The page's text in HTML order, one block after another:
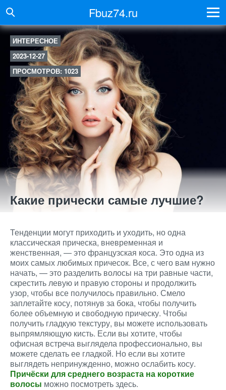
Fbuz74.ru
ИНТЕРЕСНОЕ
2023-12-27
ПРОСМОТРОВ: 1023
Какие прически самые лучшие?
Тенденции могут приходить и уходить, но одна
классическая прическа, вневременная и
женственная, — это французская коса. Это одна из
моих самых любимых причесок. Все, с чего вам нужно
начать, — это разделить волосы на три равные части,
скрестить левую и правую стороны и продолжить
узор, чтобы все получилось правильно. Смело
заплетайте косу, потянув за бока, чтобы получить
более объемную и свободную прическу. Чтобы
получить гладкую текстуру, вы можете использовать
выпрямляющую кисть. Если вы хотите, чтобы
офисная встреча выглядела профессионально, вы
можете сделать ее гладкой. Но если вы хотите
выглядеть непринужденно, можно ослабить косу.
Причёски для среднего возраста на короткие
волосы можно посмотреть здесь.